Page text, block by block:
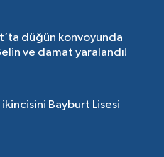
düğün konvoyunda
ve damat yaralandı!
Bayburt Lisesi